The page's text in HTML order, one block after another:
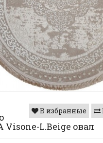
В избранные
Visone-L.Beige овал